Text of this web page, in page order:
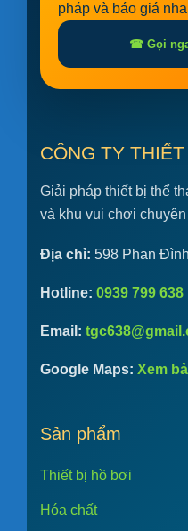
pháp và báo giá
☎ Gọi
CÔNG TY
Giải pháp thiết bị thể
và khu vui chơi
Địa chỉ: 598 Phan
Hotline: 0939 799 638
Email:
Google Maps: Xem
Sản phẩm
Thiết bị hồ bơi
Hóa chất